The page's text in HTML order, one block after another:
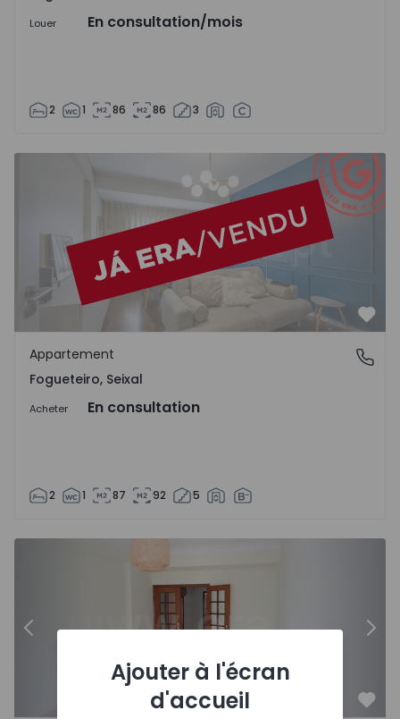
Louer En consultation/mois
2 1 86 86 3
Appartement T2 Seixal, Fogueteiro - 1553651 - 3
Fogueteiro, Seixal
Appartement
Fogueteiro, Seixal
Acheter En consultation
2 1 87 92 5
Précédent
Ajouter à l'écran
d'accueil